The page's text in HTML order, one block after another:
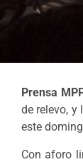
Prensa
de relevo, y
este
Con aforo